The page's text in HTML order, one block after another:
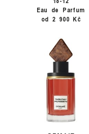
Eau de Parfum
od 2 900 Kč